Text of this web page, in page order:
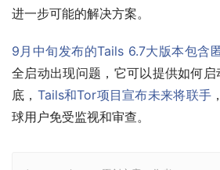
进一步可能的解决方案。
9月中旬发布的Tails 6.7大版本包含
全启动出现问题，它可以提供如何
底， Tails和Tor项目宣布未来将联手
球用户免受监视和审查。